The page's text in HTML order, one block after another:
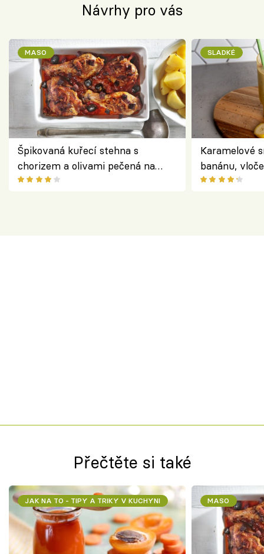
Návrhy pro vás
MASO
Špikovaná kuřecí stehna s
chorizem a olivami pečená na
letní zelenině – šťavnaté maso s
SLADKÉ
Karamelové
banánu,
snídaně do
Přečtěte si také
JAK NA TO - TIPY A TRIKY V KUCHYNI MASO